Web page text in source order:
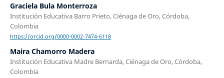
Graciela Bula Monterroza
Institución Educativa Barro Prieto, Ciénaga de Oro, Córdoba,
Colombia
https://orcid.org/0000-0002-7474-6118
Maira Chamorro Madera
Institución Educativa Madre Bernarda, Ciénaga de Oro, Córdoba,
Colombia